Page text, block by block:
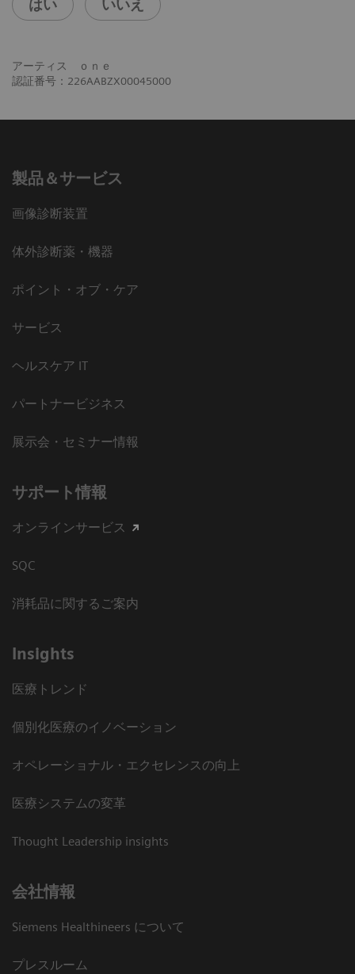
はい いいえ
アーティス ｏｎｅ
認証番号：226AABZX00045000
製品＆サービス
画像診断装置
体外診断薬・機器
ポイント・オブ・ケア
サービス
ヘルスケア IT
パートナービジネス
展示会・セミナー情報
サポート情報
オンラインサービス
SQC
消耗品に関するご案内
Insights
医療トレンド
個別化医療のイノベーション
オペレーショナル・エクセレンスの向上
医療システムの変革
Thought Leadership insights
会社情報
Siemens Healthineers について
プレスルーム